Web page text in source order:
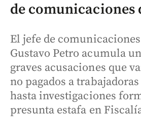
de comunicaciones
El jefe de
Gustavo Petro acumula
graves acusaciones que
no pagados a
hasta investigaciones
presunta estafa en